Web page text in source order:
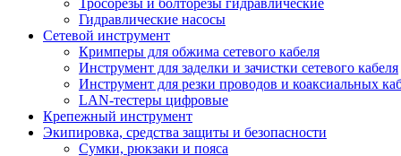
Тросорезы и болторезы гидравлические
Гидравлические насосы
Сетевой инструмент
Кримперы для обжима сетевого кабеля
Инструмент для заделки и зачистки сетевого кабеля
Инструмент для резки проводов и коаксиальных
LAN-тестеры цифровые
Крепежный инструмент
Экипировка, средства защиты и безопасности
Сумки, рюкзаки и пояса